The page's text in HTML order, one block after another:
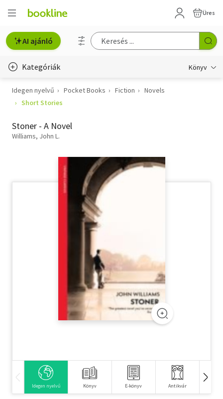
Üres
AI ajánló
Kategóriák Könyv
Életmód, egészség
Gyermek- és ifjúsági
Hobbi, szabadidő
Társadalomtudomány
Természettudomány
Idegen nyelvű Pocket Books Fiction
Novels
Short Stories
Stoner - A Novel
Williams, John L.
Idegen nyelvű Könyv E-könyv Antikvár